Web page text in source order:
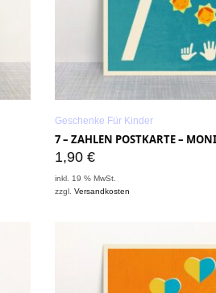
Geschenke Für Kinder
7 – ZAHLEN POSTKARTE –
1,90 €
inkl. 19 % MwSt.
zzgl. Versandkosten